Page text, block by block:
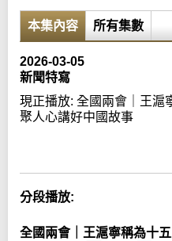
本集內容 所有集數
2026-03-05
新聞特寫
現正播放: 全國兩會｜王
聚人心講好中國故事
分段播放:
全國兩會｜王滬寧稱為十